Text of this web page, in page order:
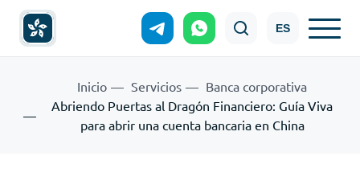
ES
Inicio Servicios
Banca corporativa
Abriendo Puertas al Dragón Financiero: Guía Viva
para abrir una cuenta bancaria en China